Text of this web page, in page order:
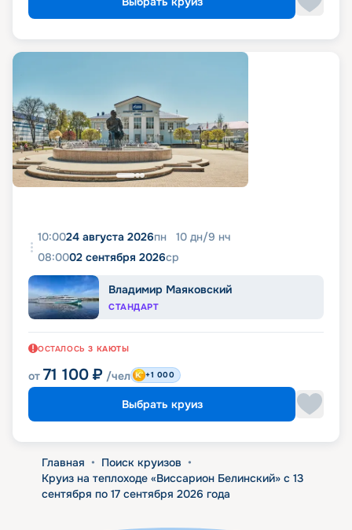
10:0024 августа 2026пн 10 дн/9 нч
08:0002 сентября 2026ср
Владимир Маяковский
СТАНДАРТ
ОСТАЛОСЬ 3 КАЮТЫ
от 71 100 ₽ /чел +1 000
Выбрать круиз
Главная • Поиск круизов •
Круиз на теплоходе «Виссарион Белинский» с 13
сентября по 17 сентября 2026 года